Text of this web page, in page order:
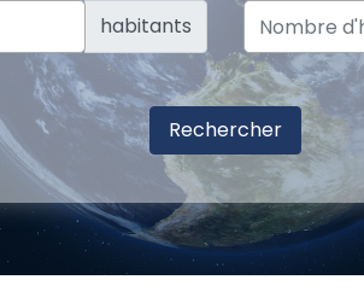
habitants